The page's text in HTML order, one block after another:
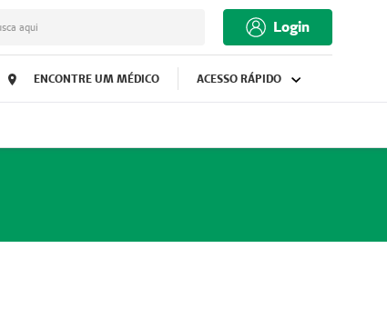
aqui Login
ENCONTRE UM MÉDICO ACESSO RÁPIDO